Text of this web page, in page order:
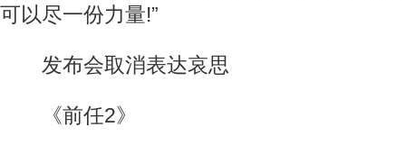
可以尽一份力量!”
发布会取消表达哀思
《前任2》